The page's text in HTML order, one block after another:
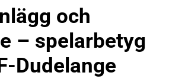
och
– spelarbetyg
Dudelange